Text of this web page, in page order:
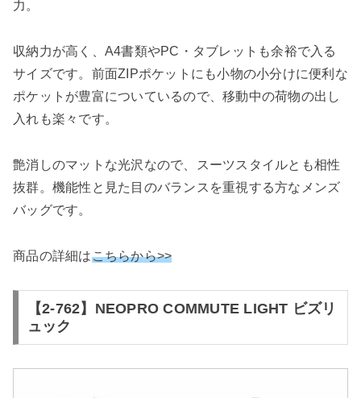
力。
収納力が高く、A4書類やPC・タブレットも余裕で入る
サイズです。前面ZIPポケットにも小物の小分けに便利な
ポケットが豊富についているので、移動中の荷物の出し
入れも楽々です。
艶消しのマットな光沢なので、スーツスタイルとも相性
抜群。機能性と見た目のバランスを重視する方なメンズ
バッグです。
商品の詳細はこちらから>>
【2-762】NEOPRO COMMUTE LIGHT ビズリ
ュック